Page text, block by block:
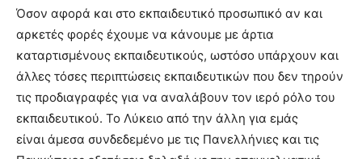
Όσον αφορά και στο εκπαιδευτικό προσωπικό αν και
αρκετές φορές έχουμε να κάνουμε με άρτια
καταρτισμένους εκπαιδευτικούς, ωστόσο υπάρχουν και
άλλες τόσες περιπτώσεις εκπαιδευτικών που δεν τηρούν
τις προδιαγραφές για να αναλάβουν τον ιερό ρόλο του
εκπαιδευτικού. Το Λύκειο από την άλλη για εμάς
είναι άμεσα συνδεδεμένο με τις Πανελλήνιες και τις